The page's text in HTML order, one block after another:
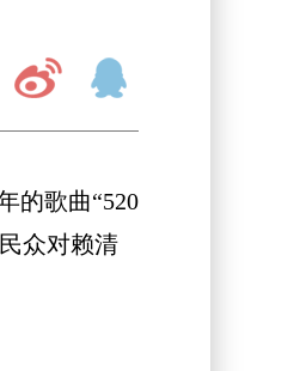
的歌曲“520
众对赖清